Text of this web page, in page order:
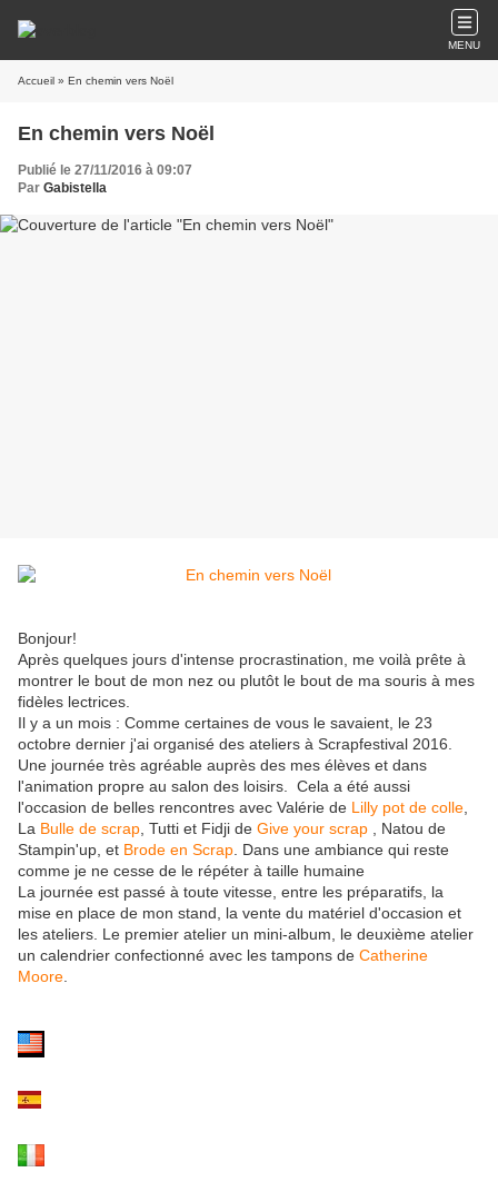
MENU
Accueil » En chemin vers Noël
En chemin vers Noël
Publié le 27/11/2016 à 09:07
Par Gabistella
Bonjour!
Après quelques jours d'intense procrastination, me voilà prête à
montrer le bout de mon nez ou plutôt le bout de ma souris à mes
fidèles lectrices.
Il y a un mois : Comme certaines de vous le savaient, le 23
octobre dernier j'ai organisé des ateliers à Scrapfestival 2016.
Une journée très agréable auprès des mes élèves et dans
l'animation propre au salon des loisirs. Cela a été aussi
l'occasion de belles rencontres avec Valérie de Lilly pot de colle
La Bulle de scrap , Tutti et Fidji de Give your scrap , Natou de
Stampin'up, et Brode en Scrap . Dans une ambiance qui reste
comme je ne cesse de le répéter à taille humaine
La journée est passé à toute vitesse, entre les préparatifs, la
mise en place de mon stand, la vente du matériel d'occasion et
les ateliers. Le premier atelier un mini-album, le deuxième atelier
un calendrier confectionné avec les tampons de Catherine
Moore